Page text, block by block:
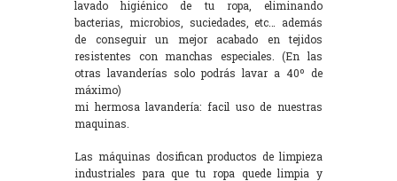
lavado higiénico de tu ropa, eliminando
bacterias, microbios, suciedades, etc… además
de conseguir un mejor acabado en tejidos
resistentes con manchas especiales. (En las
otras lavanderías solo podrás lavar a 40º de
máximo)
mi hermosa lavandería: facil uso de nuestras
maquinas.
Las máquinas dosifican productos de limpieza
industriales para que tu ropa quede limpia y